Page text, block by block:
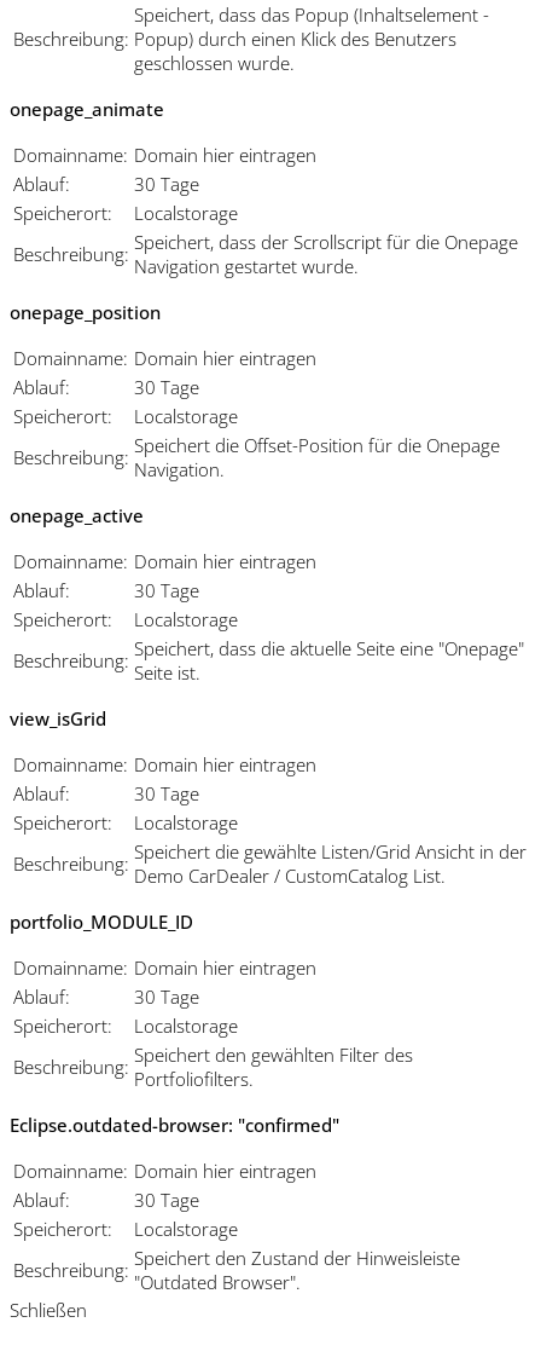
Beschreibung:
Speichert, dass das Popup (Inhaltselement -
Popup) durch einen Klick des Benutzers
geschlossen wurde.
onepage_animate
Domainname: Domain hier eintragen
Ablauf:
30 Tage
Speicherort:
Localstorage
Beschreibung: Speichert, dass der Scrollscript für die Onepage
Navigation gestartet wurde.
onepage_position
Domainname: Domain hier eintragen
Ablauf:
30 Tage
Speicherort:
Localstorage
Beschreibung: Speichert die Offset-Position für die Onepage
Navigation.
onepage_active
Domainname: Domain hier eintragen
Ablauf:
30 Tage
Speicherort:
Localstorage
Beschreibung: Speichert, dass die aktuelle Seite eine "Onepage"
Seite ist.
view_isGrid
Domainname: Domain hier eintragen
Ablauf:
30 Tage
Speicherort:
Localstorage
Beschreibung: Speichert die gewählte Listen/Grid Ansicht in der
Demo CarDealer / CustomCatalog List.
portfolio_MODULE_ID
Domainname: Domain hier eintragen
Ablauf:
30 Tage
Speicherort:
Localstorage
Beschreibung: Speichert den gewählten Filter des
Portfoliofilters.
Eclipse.outdated-browser: "confirmed"
Domainname: Domain hier eintragen
Ablauf:
30 Tage
Speicherort:
Localstorage
Beschreibung: Speichert den Zustand der Hinweisleiste
"Outdated Browser".
Schließen